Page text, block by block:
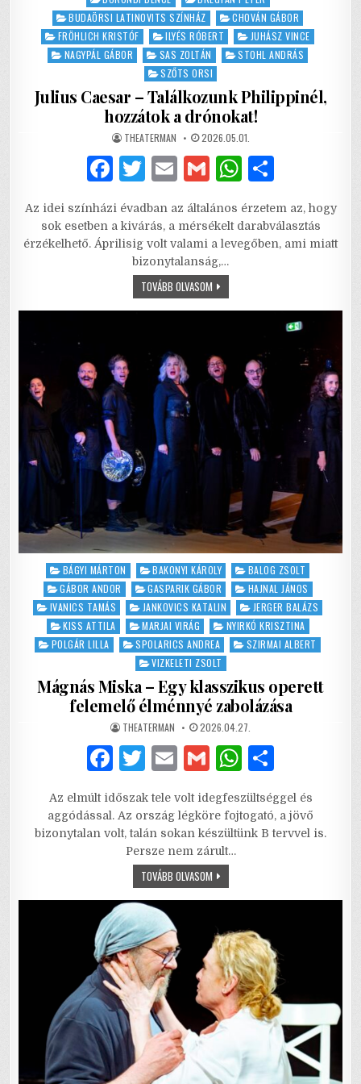
BUDAÖRSI LATINOVITS SZÍNHÁZ
CHOVÁN GÁBOR
FRÖHLICH KRISTÓF
ILYÉS RÓBERT
JUHÁSZ VINCE
NAGYPÁL GÁBOR
SAS ZOLTÁN
STOHL ANDRÁS
SZŐTS ORSI
Julius Caesar – Találkozunk Philippinél,
hozzátok a drónokat!
AUTHOR:
THEATERMAN PUBLISHED
DATE:
2026.05.01.
F
c
e
b
k
T
it
te
r
E
ai
l
G
ai
l
W
at
s
ar
e
Az idei színházi évadban az általános érzetem az, hogy
sok esetben a kivárás, a mérsékelt darabválasztás
érzékelhető. Áprilisig volt valami a levegőben, ami miatt
bizonytalanság,…
TOVÁBB OLVASOMJULIUS
CAESAR
DRÓNOKAT!
Posted
in
BÁGYI MÁRTON BAKONYI KÁROLY
BALOG ZSOLT
GÁBOR ANDOR
GASPARIK GÁBOR
HAJNAL JÁNOS
IVANICS TAMÁS
JANKOVICS KATALIN
JERGER BALÁZS
KISS ATTILA
MARJAI VIRÁG
NYIRKÓ KRISZTINA
POLGÁR LILLA
SPOLARICS ANDREA
SZIRMAI ALBERT
VIZKELETI ZSOLT
Mágnás Miska – Egy klasszikus operett
felemelő élménnyé zabolázása
AUTHOR:
THEATERMAN PUBLISHED
DATE:
2026.04.27.
F
c
e
b
o
k
T
it
te
r
E
ai
l
G
ai
l
W
at
s
ar
e
Az elmúlt időszak tele volt idegfeszültséggel és
aggódással. Az ország légköre fojtogató, a jövő
bizonytalan volt, talán sokan készültünk B tervvel is.
Persze nem zárult…
TOVÁBB OLVASOMMÁGNÁS
MISKA
OPERETT
FELEMELŐ
ÉLMÉNNYÉ
ZABOLÁZÁSA